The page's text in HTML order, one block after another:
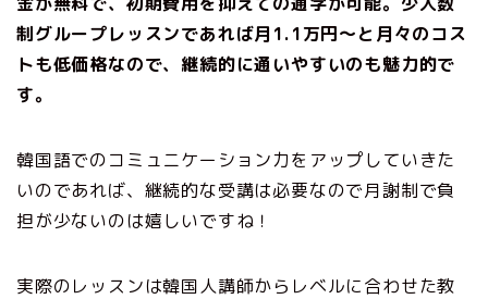
制グループレッスンであれば月1.1万円〜と月々のコス
トも低価格なので、継続的に通いやすいのも魅力的で
す。
韓国語でのコミュニケーション力をアップしていきた
いのであれば、継続的な受講は必要なので月謝制で負
担が少ないのは嬉しいですね！
実際のレッスンは韓国人講師からレベルに合わせた教